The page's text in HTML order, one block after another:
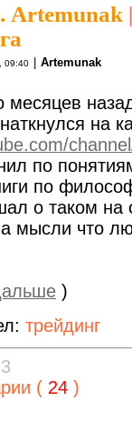
Artemunak |
09:40 | Artemunak
месяцев
на
по
по
о таком на
мысли что
)
трейдинг
( 24 )